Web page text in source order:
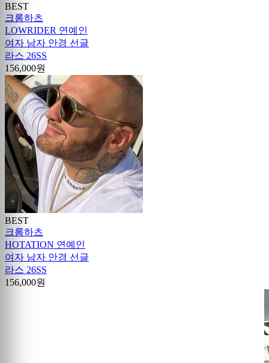
BEST
크롬하츠
LOWRIDER 연예인
여자 남자 안경 선글
라스 26SS
156,000원
BEST
크롬하츠
HOTATION 연예인
여자 남자 안경 선글
라스 26SS
156,000원